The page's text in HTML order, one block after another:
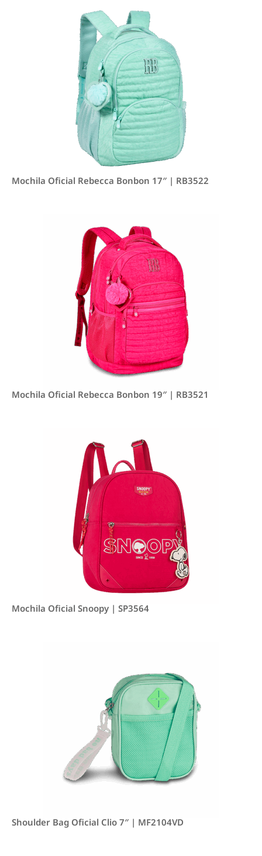
Mochila Oficial Rebecca Bonbon 17″ | RB3522
Mochila Oficial Rebecca Bonbon 19″ | RB3521
Mochila Oficial Snoopy | SP3564
Shoulder Bag Oficial Clio 7″ | MF2104VD